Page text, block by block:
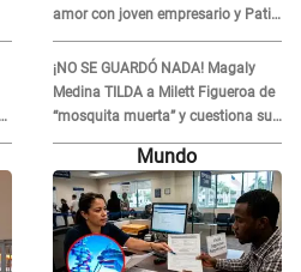
amor con joven empresario y Pati
Lorena la ECHA en VIVO
¡NO SE GUARDÓ NADA! Magaly
Medina TILDA a Milett Figueroa de
“mosquita muerta” y cuestiona su
RECONCILIACIÓN con Marcelo
Tinelli en TV argentina
Mundo